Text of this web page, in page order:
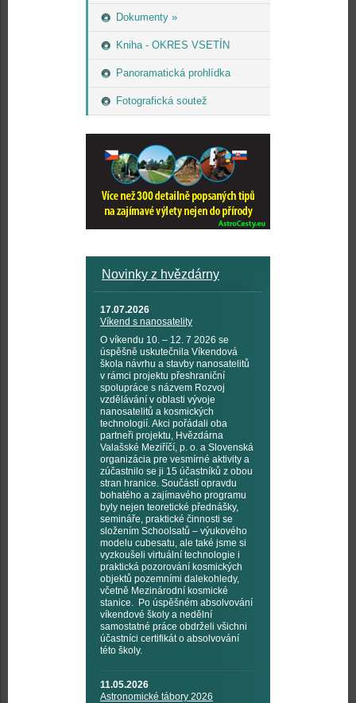
Dokumenty »
Kniha - OKRES VSETÍN
Panoramatická prohlídka
Fotografická soutež
Novinky z hvězdárny
17.07.2026
Víkend s nanosatelity
O víkendu 10. – 12. 7 2026 se
úspěšně uskutečnila Víkendová
škola návrhu a stavby nanosatelitů
v rámci projektu přeshraniční
spolupráce s názvem Rozvoj
vzdělávání v oblasti vývoje
nanosatelitů a kosmických
technologií. Akci pořádali oba
partneři projektu, Hvězdárna
Valašské Meziříčí, p. o. a Slovenská
organizácia pre vesmírné aktivity a
zúčastnilo se ji 15 účastníků z obou
stran hranice. Součástí opravdu
bohatého a zajímavého programu
byly nejen teoretické přednášky,
semináře, praktické činnosti se
složením Schoolsatů – výukového
modelu cubesatu, ale také jsme si
vyzkoušeli virtuální technologie i
praktická pozorování kosmických
objektů pozemními dalekohledy,
včetně Mezinárodní kosmické
stanice. Po úspěšném absolvování
víkendové školy a nedělní
samostatné práce obdrželi všichni
účastníci certifikát o absolvování
této školy.
11.05.2026
Astronomické tábory 2026